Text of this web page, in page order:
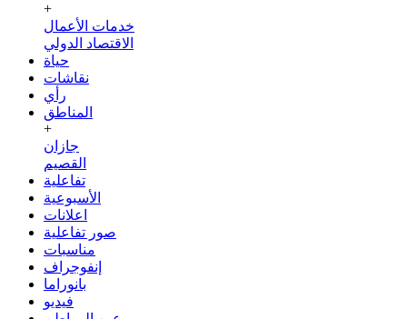
+
خدمات الأعمال
الاقتصاد الدولي
حياة
نقاشات
رأي
المناطق
+
جازان
القصيم
تفاعلية
الأسبوعية
اعلانات
صور تفاعلية
مناسبات
إنفوجراف
بانوراما
فيديو